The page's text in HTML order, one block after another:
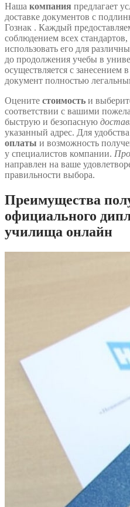
Наша компания предлагает
доставке документов с
Гознак . Каждый
соблюдением всех стандартов,
использовать его для
до продолжения учебы в
осуществляется с занесением
документ полностью
Оцените стоимость и
соответствии с вашими
быструю и безопасную
указанный адрес. Для
оплаты и возможность
у специалистов компании.
направлен на ваше
правильности выбора.
Преимущества
официального
училища онлайн